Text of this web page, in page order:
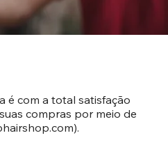
é com a total satisfação
compras por meio de
).